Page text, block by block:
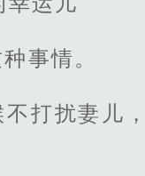
事情。
打扰妻儿